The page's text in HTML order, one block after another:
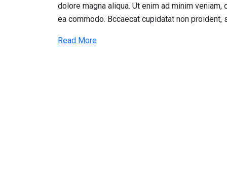
dolore magna aliqua. Ut enim ad minim
ea commodo. Bccaecat cupidatat non
Read More